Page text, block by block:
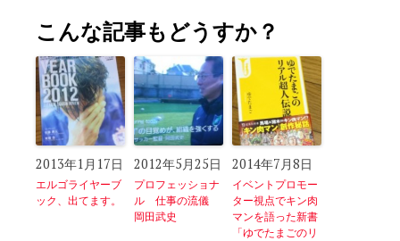
こんな記事もどうすか？
2013年1月17日
エルゴライヤーブ
ック、出てます。
2012年5月25日
プロフェッショナ
ル 仕事の流儀
岡田武史
2014年7月8日
イベントプロモー
ター視点でキン肉
マンを語った新書
「ゆでたまごのリ